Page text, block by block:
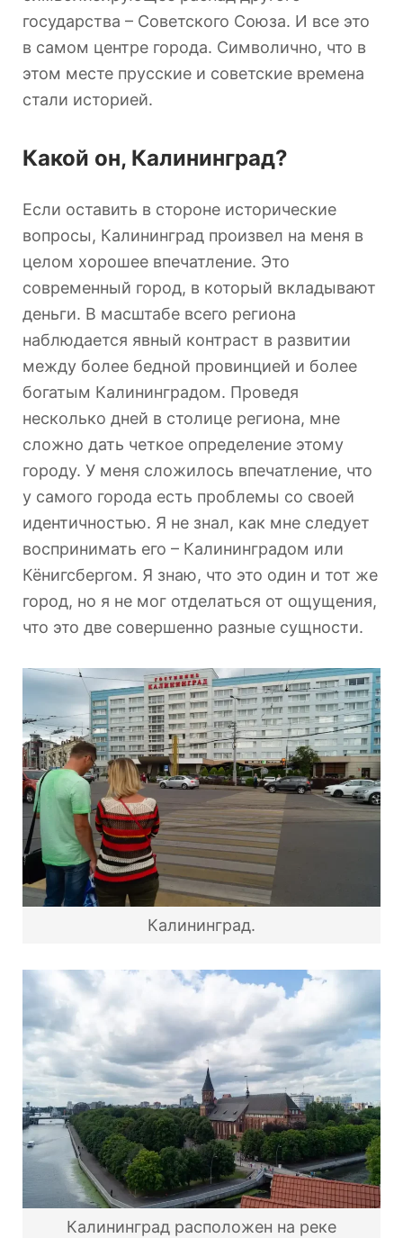
государства – Советского Союза. И все это
в самом центре города. Символично, что в
этом месте прусские и советские времена
стали историей.
Какой он, Калининград?
Если оставить в стороне исторические
вопросы, Калининград произвел на меня в
целом хорошее впечатление. Это
современный город, в который вкладывают
деньги. В масштабе всего региона
наблюдается явный контраст в развитии
между более бедной провинцией и более
богатым Калининградом. Проведя
несколько дней в столице региона, мне
сложно дать четкое определение этому
городу. У меня сложилось впечатление, что
у самого города есть проблемы со своей
идентичностью. Я не знал, как мне следует
воспринимать его – Калининградом или
Кёнигсбергом. Я знаю, что это один и тот же
город, но я не мог отделаться от ощущения,
что это две совершенно разные сущности.
Калининград.
Калининград расположен на реке